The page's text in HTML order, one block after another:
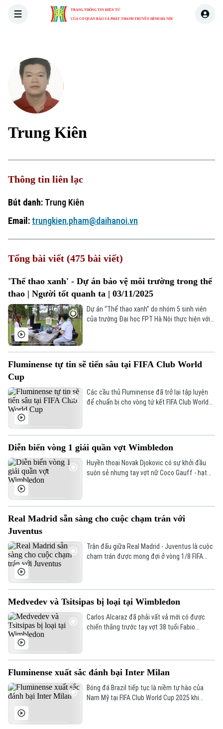
TRANG THÔNG TIN ĐIỆN TỬ
CỦA CƠ QUAN BÁO VÀ PHÁT THANH TRUYỀN HÌNH HÀ NỘI
Xu hướng
Trung Kiên
Thông tin liên lạc
Bút danh: Trung Kiên
Email: trungkien.pham@daihanoi.vn
Tổng bài viết (475 bài viết)
'Thể thao xanh' - Dự án bảo vệ môi trường trong thể
thao | Người tốt quanh ta | 03/11/2025
Dự án “Thể thao xanh” do nhóm 5 sinh viên
của trường Đại học FPT Hà Nội thực hiện với
phần thúc đẩy lối sống bền vững trong cộng
Fluminense tự tin sẽ tiến sâu tại FIFA Club World
Cup
Các cầu thủ Fluminense đã trở lại tập luyện
để chuẩn bị cho vòng tứ kết FIFA Club World
Diễn biến vòng 1 giải quần vợt Wimbledon
Huyền thoại Novak Djokovic có sự khởi đầu
suôn sẻ nhưng tay vợt nữ Coco Gauff - hạt
Real Madrid sẵn sàng cho cuộc chạm trán với
Juventus
Trận đấu giữa Real Madrid - Juventus là cuộc
chạm trán được mong đợi ở vòng 1/8 FIFA
Medvedev và Tsitsipas bị loại tại Wimbledon
Carlos Alcaraz đã phải vất vả mới có được
chiến thắng trước tay vợt 38 tuổi Fabio
Fluminense xuất sắc đánh bại Inter Milan
Bóng đá Brazil tiếp tục là niềm tự hào của
Nam Mỹ tại FIFA Club World Cup 2025 khi